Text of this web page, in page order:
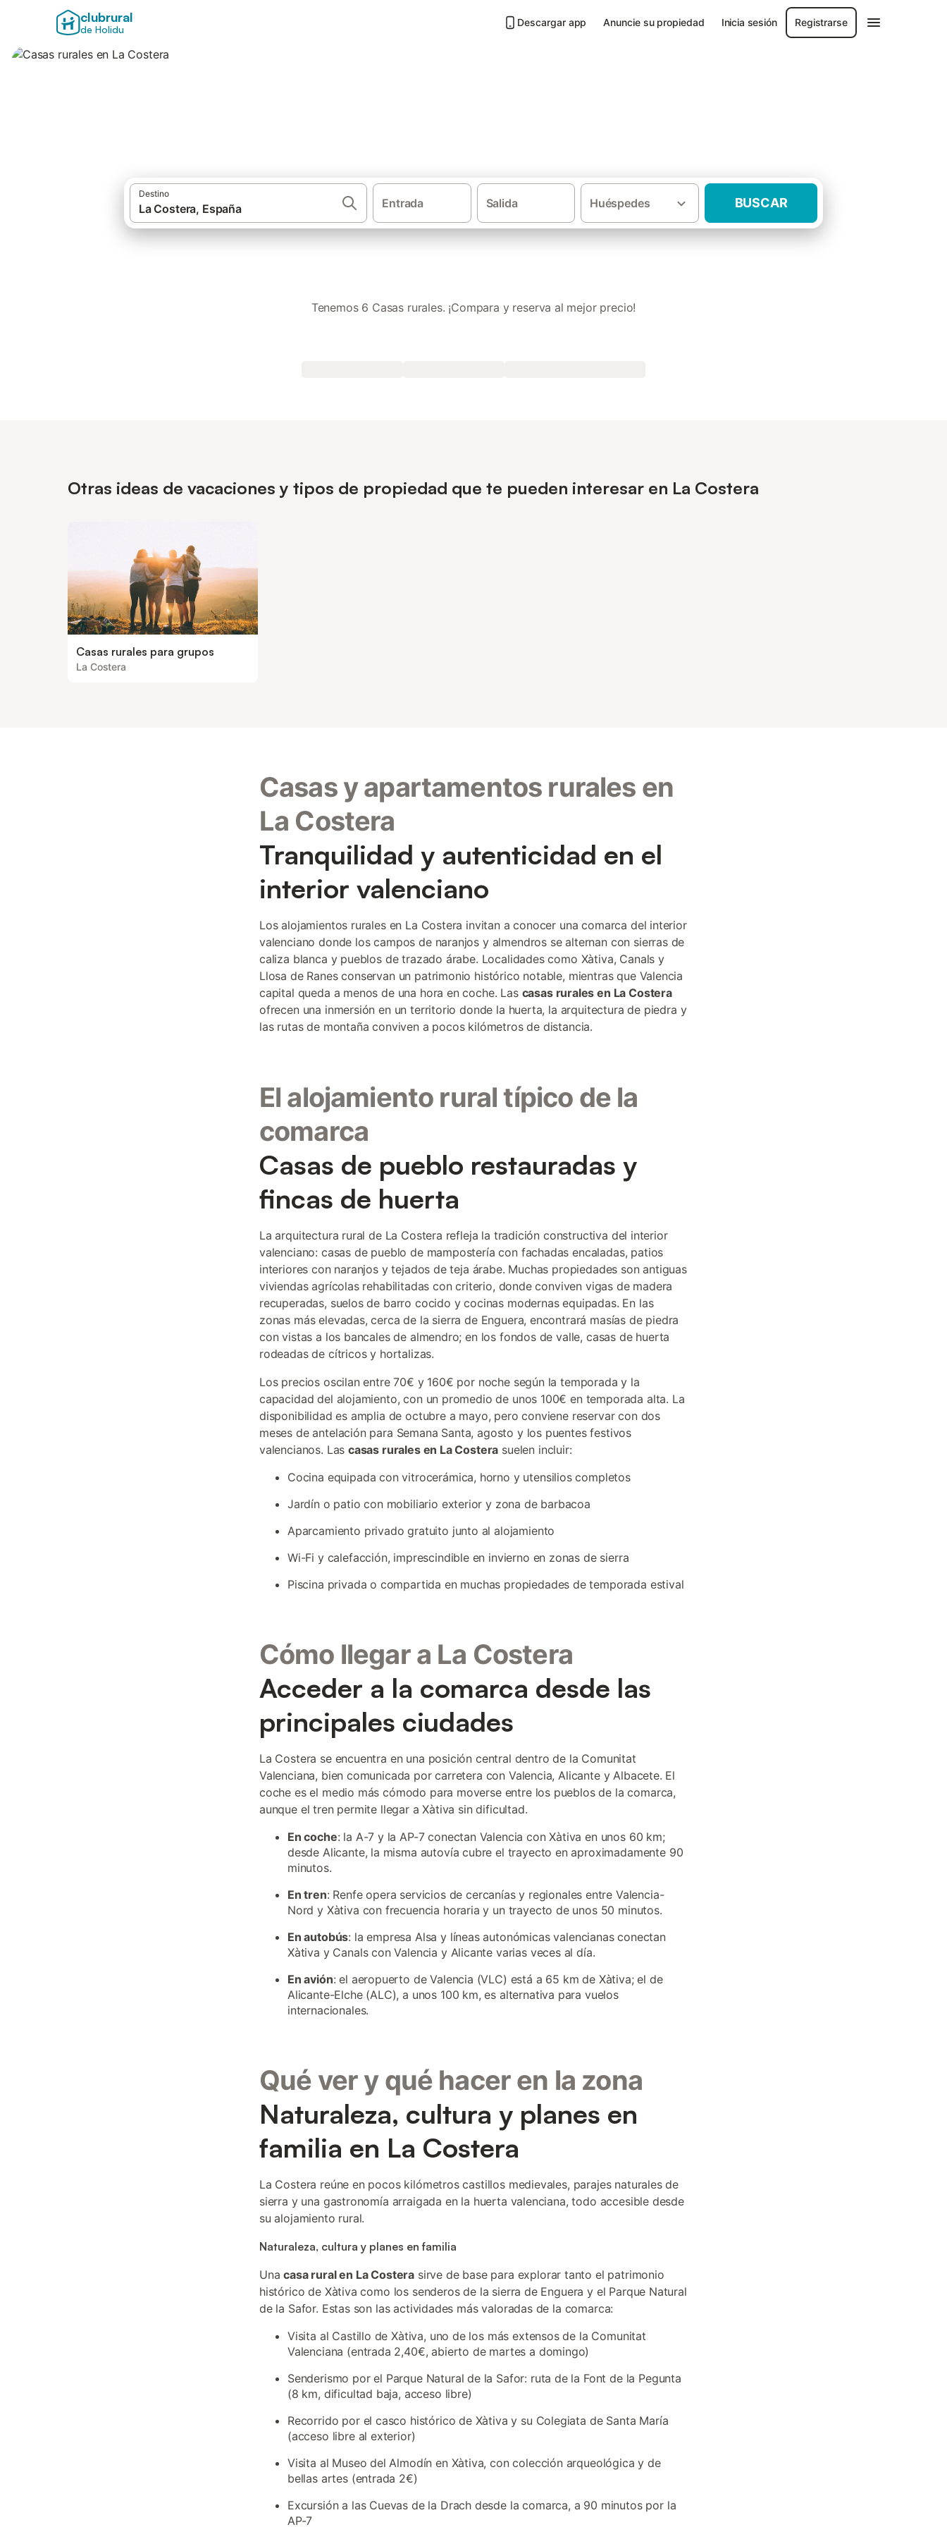
clubrural
de Holidu
Descargar app Anuncie su propiedad Inicia sesión Registrarse
Destino
Entrada Salida Huéspedes BUSCAR
Tenemos 6 Casas rurales. ¡Compara y reserva al mejor precio!
Otras ideas de vacaciones y tipos de propiedad que te pueden interesar en La Costera
Casas rurales para grupos
La Costera
Casas y apartamentos rurales en
La Costera
Tranquilidad y autenticidad en el
interior valenciano
Los alojamientos rurales en La Costera invitan a conocer una comarca del interior
valenciano donde los campos de naranjos y almendros se alternan con sierras de
caliza blanca y pueblos de trazado árabe. Localidades como Xàtiva, Canals y
Llosa de Ranes conservan un patrimonio histórico notable, mientras que Valencia
capital queda a menos de una hora en coche. Las casas rurales en La Costera
ofrecen una inmersión en un territorio donde la huerta, la arquitectura de piedra y
las rutas de montaña conviven a pocos kilómetros de distancia.
El alojamiento rural típico de la
comarca
Casas de pueblo restauradas y
fincas de huerta
La arquitectura rural de La Costera refleja la tradición constructiva del interior
valenciano: casas de pueblo de mampostería con fachadas encaladas, patios
interiores con naranjos y tejados de teja árabe. Muchas propiedades son antiguas
viviendas agrícolas rehabilitadas con criterio, donde conviven vigas de madera
recuperadas, suelos de barro cocido y cocinas modernas equipadas. En las
zonas más elevadas, cerca de la sierra de Enguera, encontrará masías de piedra
con vistas a los bancales de almendro; en los fondos de valle, casas de huerta
rodeadas de cítricos y hortalizas.
Los precios oscilan entre 70€ y 160€ por noche según la temporada y la
capacidad del alojamiento, con un promedio de unos 100€ en temporada alta. La
disponibilidad es amplia de octubre a mayo, pero conviene reservar con dos
meses de antelación para Semana Santa, agosto y los puentes festivos
valencianos. Lascasas rurales en La Costera suelen incluir:
Cocina equipada con vitrocerámica, horno y utensilios completos
Jardín o patio con mobiliario exterior y zona de barbacoa
Aparcamiento privado gratuito junto al alojamiento
Wi-Fi y calefacción, imprescindible en invierno en zonas de sierra
Piscina privada o compartida en muchas propiedades de temporada estival
Cómo llegar a La Costera
Acceder a la comarca desde las
principales ciudades
La Costera se encuentra en una posición central dentro de la Comunitat
Valenciana, bien comunicada por carretera con Valencia, Alicante y Albacete. El
coche es el medio más cómodo para moverse entre los pueblos de la comarca,
aunque el tren permite llegar a Xàtiva sin dificultad.
En coche: la A-7 y la AP-7 conectan Valencia con Xàtiva en unos 60 km;
desde Alicante, la misma autovía cubre el trayecto en aproximadamente 90
minutos.
En tren: Renfe opera servicios de cercanías y regionales entre Valencia-
Nord y Xàtiva con frecuencia horaria y un trayecto de unos 50 minutos.
En autobús: la empresa Alsa y líneas autonómicas valencianas conectan
Xàtiva y Canals con Valencia y Alicante varias veces al día.
En avión: el aeropuerto de Valencia (VLC) está a 65 km de Xàtiva; el de
Alicante-Elche (ALC), a unos 100 km, es alternativa para vuelos
internacionales.
Qué ver y qué hacer en la zona
Naturaleza, cultura y planes en
familia en La Costera
La Costera reúne en pocos kilómetros castillos medievales, parajes naturales de
sierra y una gastronomía arraigada en la huerta valenciana, todo accesible desde
su alojamiento rural.
Naturaleza, cultura y planes en familia
Unacasa rural en La Costera sirve de base para explorar tanto el patrimonio
histórico de Xàtiva como los senderos de la sierra de Enguera y el Parque Natural
de la Safor. Estas son las actividades más valoradas de la comarca:
Visita al Castillo de Xàtiva, uno de los más extensos de la Comunitat
Valenciana (entrada 2,40€, abierto de martes a domingo)
Senderismo por el Parque Natural de la Safor: ruta de la Font de la Pegunta
(8 km, dificultad baja, acceso libre)
Recorrido por el casco histórico de Xàtiva y su Colegiata de Santa María
(acceso libre al exterior)
Visita al Museo del Almodín en Xàtiva, con colección arqueológica y de
bellas artes (entrada 2€)
Excursión a las Cuevas de la Drach desde la comarca, a 90 minutos por la
AP-7